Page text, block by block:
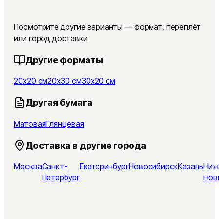
Посмотрите другие варианты — формат, переплёт
или город доставки
Другие форматы
20x20 см20x30 см30x20 см
Другая бумага
МатоваяГлянцевая
Доставка в другие города
МоскваСанкт-
Петербург
ЕкатеринбургНовосибирскКазань